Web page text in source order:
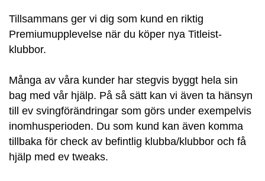
Tillsammans ger vi dig som kund en riktig
Premiumupplevelse när du köper nya Titleist-
klubbor.
Många av våra kunder har stegvis byggt hela sin
bag med vår hjälp. På så sätt kan vi även ta hänsyn
till ev svingförändringar som görs under exempelvis
inomhusperioden. Du som kund kan även komma
tillbaka för check av befintlig klubba/klubbor och få
hjälp med ev tweaks.